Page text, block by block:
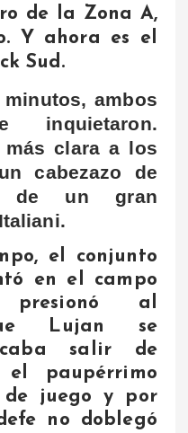
de la Zona A,
Y ahora es el
Sud.
ambos
más clara a los
cabezazo de
de un gran
el conjunto
en el campo
al
Lujan se
salir de
paupérrimo
de juego y por
no doblegó